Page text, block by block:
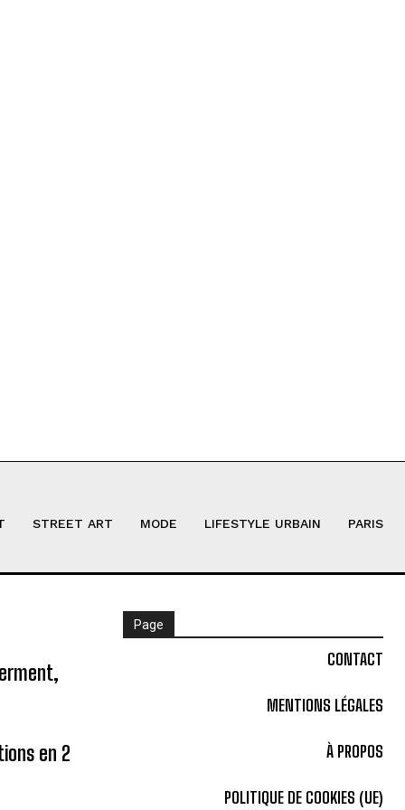
STREET ART MODE LIFESTYLE URBAIN PARIS
en 2
Page
CONTACT
MENTIONS LÉGALES
À PROPOS
POLITIQUE DE COOKIES (UE)